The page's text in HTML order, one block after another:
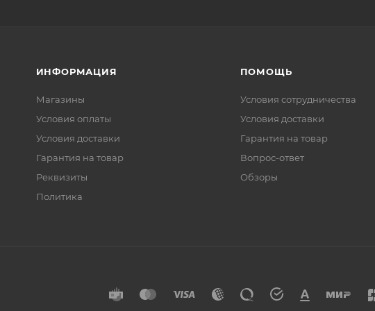
ИНФОРМАЦИЯ
Магазины
Условия оплаты
Условия доставки
Гарантия на товар
Реквизиты
Политика
ПОМОЩЬ
Условия сотрудничества
Условия доставки
Гарантия на товар
Вопрос-ответ
Обзоры